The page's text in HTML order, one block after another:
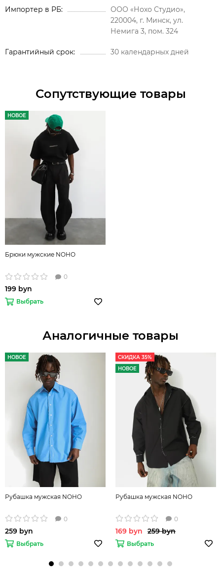
Импортер в РБ
ООО «Нохо Студио»,
220004, г. Минск, ул.
Немига 3, пом. 324
Гарантийный срок 30 календарных дней
Сопутствующие товары
НОВОЕ
Брюки мужские NOHO
0
199 byn
Выбрать
Аналогичные товары
НОВОЕ
Рубашка мужская NOHO
0
259 byn
Выбрать
СКИДКА 35%
НОВОЕ
Рубашка мужская NOHO
0
169 byn 259 byn
Выбрать